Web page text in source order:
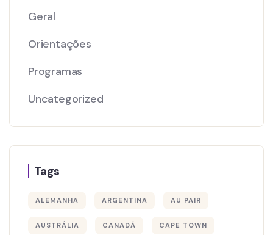
Geral
Orientações
Programas
Uncategorized
Tags
ALEMANHA ARGENTINA AU PAIR
AUSTRÁLIA CANADÁ CAPE TOWN